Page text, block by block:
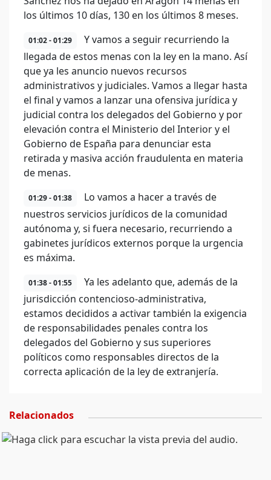
los últimos 10 días, 130 en los últimos 8 meses.
01:02 - 01:29
Y vamos a seguir recurriendo la
llegada de estos menas con la ley en la mano. Así
que ya les anuncio nuevos recursos
administrativos y judiciales. Vamos a llegar hasta
el final y vamos a lanzar una ofensiva jurídica y
judicial contra los delegados del Gobierno y por
elevación contra el Ministerio del Interior y el
Gobierno de España para denunciar esta
retirada y masiva acción fraudulenta en materia
de menas.
01:29 - 01:38
Lo vamos a hacer a través de
nuestros servicios jurídicos de la comunidad
autónoma y, si fuera necesario, recurriendo a
gabinetes jurídicos externos porque la urgencia
es máxima.
01:38 - 01:55
Ya les adelanto que, además de la
jurisdicción contencioso-administrativa,
estamos decididos a activar también la exigencia
de responsabilidades penales contra los
delegados del Gobierno y sus superiores
políticos como responsables directos de la
correcta aplicación de la ley de extranjería.
Relacionados